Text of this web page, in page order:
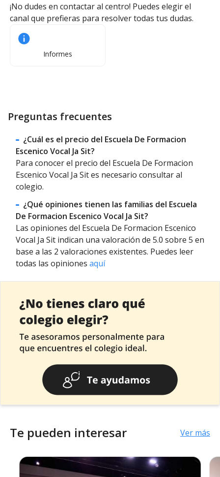
¡No dudes en contactar al centro! Puedes elegir el
canal que prefieras para resolver todas tus dudas.
Informes
Preguntas frecuentes
¿Cuál es el precio del Escuela De Formacion
Escenico Vocal Ja Sit?
Para conocer el precio del Escuela De Formacion
Escenico Vocal Ja Sit es necesario consultar al
colegio.
¿Qué opiniones tienen las familias del Escuela
De Formacion Escenico Vocal Ja Sit?
Las opiniones del Escuela De Formacion Escenico
Vocal Ja Sit indican una valoración de 5.0 sobre 5 en
base a las 2 valoraciones existentes. Puedes leer
todas las opiniones aquí
Te pueden interesar Ver más